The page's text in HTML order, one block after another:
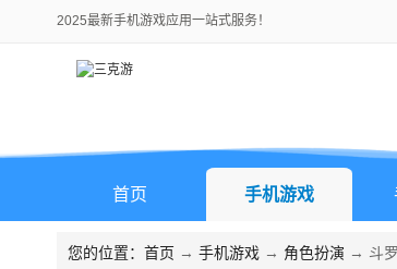
2025最新手机游戏应用一站式服务！
首页 手机游戏
您的位置： 首页 → 手机游戏 → 角色扮演 → 斗